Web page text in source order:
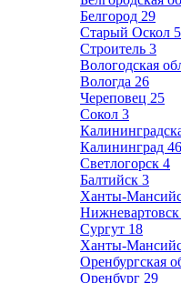
Белгород 29
Старый Оскол 5
Строитель 3
Вологодская
Вологда 26
Череповец 25
Сокол 3
Калининград 46
Светлогорск 4
Балтийск 3
Ханты-
Нижневартовск
Сургут 18
Ханты-
Оренбургская
Оренбург 29